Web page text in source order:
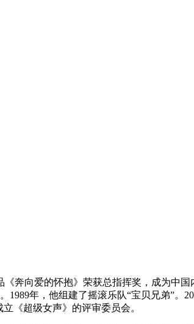
奔向爱的怀抱》荣获总指挥奖，成为中
1989年，他组建了摇滚乐队“宝贝兄弟”
《超级女声》的评审委员会。